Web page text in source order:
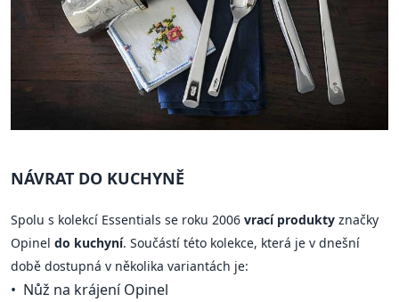
NÁVRAT DO KUCHYNĚ
Spolu s kolekcí Essentials se roku 2006 vrací produkty značky
Opinel do kuchyní. Součástí této kolekce, která je v dnešní
době dostupná v několika variantách je:
Nůž na krájení Opinel